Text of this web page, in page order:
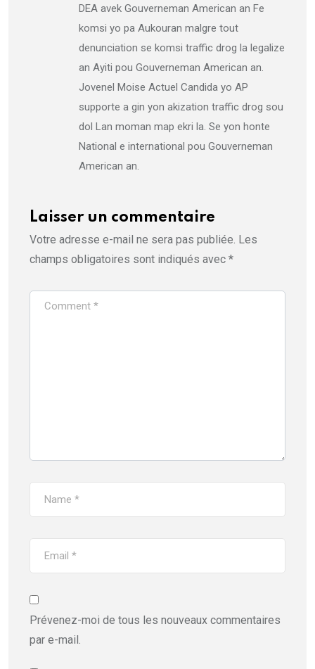
DEA avek Gouverneman American an Fe
komsi yo pa Aukouran malgre tout
denunciation se komsi traffic drog la legalize
an Ayiti pou Gouverneman American an.
Jovenel Moise Actuel Candida yo AP
supporte a gin yon akization traffic drog sou
dol Lan moman map ekri la. Se yon honte
National e international pou Gouverneman
American an.
Laisser un commentaire
Votre adresse e-mail ne sera pas publiée. Les
champs obligatoires sont indiqués avec *
Prévenez-moi de tous les nouveaux commentaires
par e-mail.